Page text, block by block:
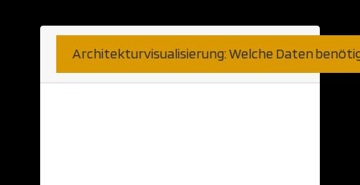
Architekturvisualisierung: Welche Daten